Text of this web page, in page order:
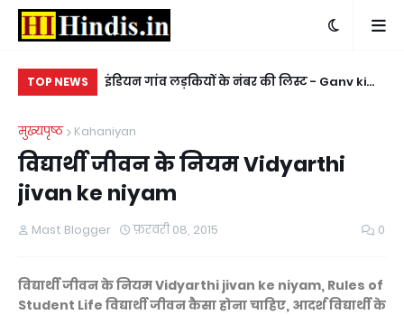
TOP NEWS
ke D
इंडियन गांव लड़कियों के नंबर की लिस्ट - Ganv ki
मुख्यपृष्ठ
Kahaniyan
विद्यार्थी जीवन के नियम Vidyarthi
jivan ke niyam
Mast Blogger फ़रवरी 08, 2015 0
विद्यार्थी जीवन के नियम Vidyarthi jivan ke niyam, Rules of
Student Life विद्यार्थी जीवन कैसा होना चाहिए, आदर्श विद्यार्थी के